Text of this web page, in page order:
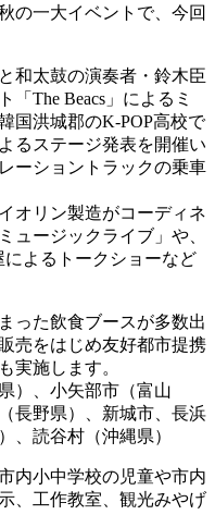
の一大イベントで、今回
和太鼓の演奏者・鈴木臣
The Beacs」によるミ
国洪城郡のK-POP高校で
るステージ発表を開催い
ーショントラックの乗車
オリン製造がコーディネ
ュージックライブ」や、
よるトークショーなど
った飲食ブースが多数出
売をはじめ友好都市提携
実施します。
）、小矢部市（富山
長野県）、新城市、長浜
、読谷村（沖縄県）
内小中学校の児童や市内
、工作教室、観光みやげ